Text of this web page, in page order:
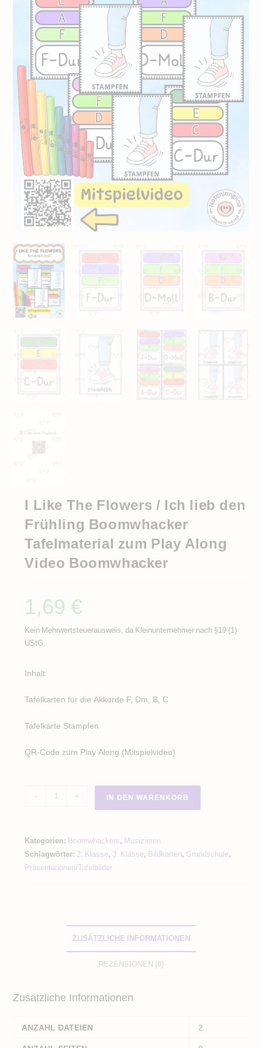
I Like The Flowers / Ich lieb den
Frühling Boomwhacker
Tafelmaterial zum Play Along
Video Boomwhacker
1,69€
Kein Mehrwertsteuerausweis, da Kleinunternehmer nach §19 (1)
UStG.
Inhalt:
Tafelkarten für die Akkorde F, Dm, B, C
Tafelkarte Stampfen
QR-Code zum Play Along (Mitspielvideo)
Flowers
/
Ich
Boomwhacker
Video
Menge
- + IN DEN WARENKORB
Kategorien: Boomwhackers, Musizieren
Schlagwörter: 2. Klasse, 3. Klasse, Bildkarten, Grundschule,
Präsentationen/Tafelbilder
ZUSÄTZLICHE INFORMATIONEN
REZENSIONEN (0)
Zusätzliche Informationen
ANZAHL DATEIEN
2